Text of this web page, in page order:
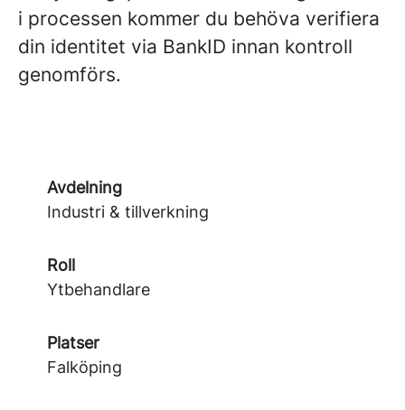
i processen kommer du behöva verifiera
din identitet via BankID innan kontroll
genomförs.
Avdelning
Industri & tillverkning
Roll
Ytbehandlare
Platser
Falköping